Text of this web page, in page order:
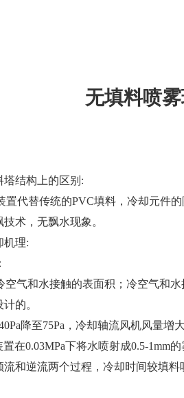
无填料喷
塔结构上的区别:
代替传统的PVC填料，冷却元件的
术，无飘水现象。
机理:
气和水接触的表面积；冷空气和水
的。
降至75Pa，冷却轴流风机风量增
在0.03MPa下将水喷射成0.5-1mm
和逆流两个过程，冷却时间较填料